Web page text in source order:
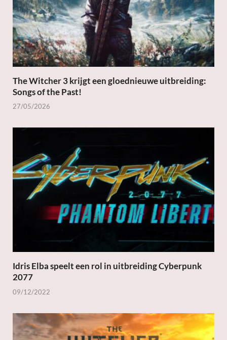
The Witcher 3 krijgt een gloednieuwe uitbreiding:
Songs of the Past!
27/05/2026
Idris Elba speelt een rol in uitbreiding Cyberpunk
2077
09/12/2022